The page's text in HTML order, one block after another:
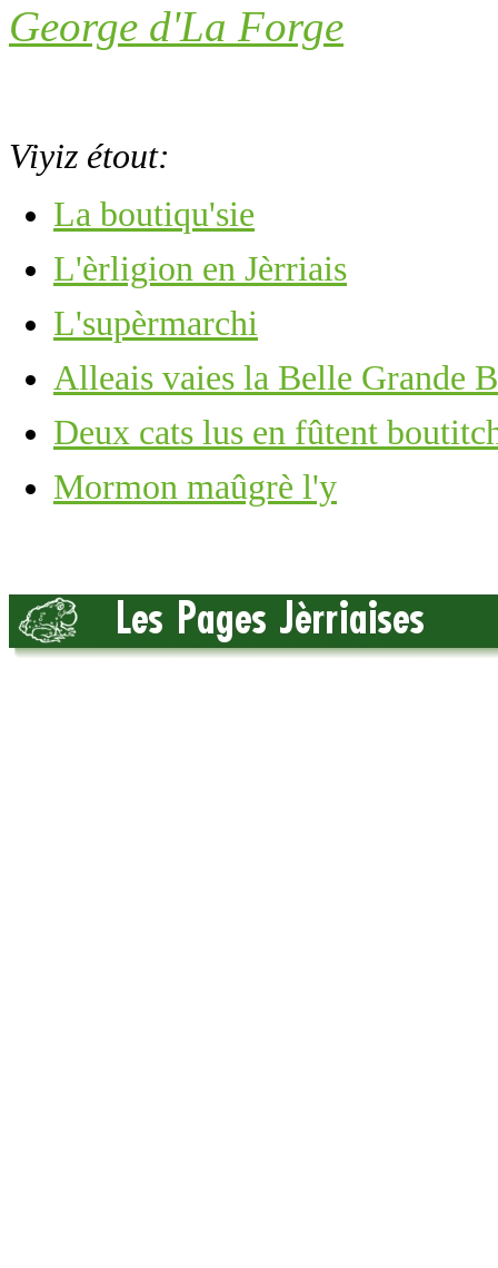
George d'La Forge
Viyiz étout:
La boutiqu'sie
L'èrligion en Jèrriais
L'supèrmarchi
Alleais vaies la Belle Grande
Deux cats lus en fûtent
Mormon maûgrè l'y